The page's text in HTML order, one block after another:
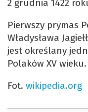
2 grudnia 1422
Pierwszy prymas
Władysława
jest określany
Polaków XV wieku.
Fot. wikipedia.org